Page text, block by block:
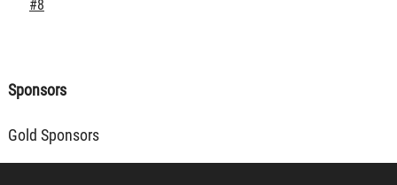
#8
Sponsors
Gold Sponsors